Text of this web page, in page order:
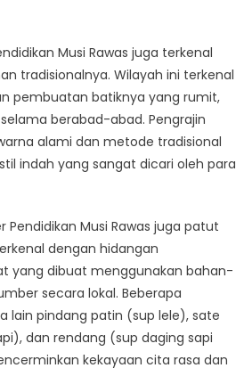
Musi Rawas juga terkenal
tradisionalnya. Wilayah ini terkenal
pembuatan batiknya yang rumit,
berabad-abad. Pengrajin
alami dan metode tradisional
indah yang sangat dicari oleh para
Pendidikan Musi Rawas juga patut
dengan hidangan
yang dibuat menggunakan bahan-
secara lokal. Beberapa
lain pindang patin (sup lele), sate
dan rendang (sup daging sapi
kekayaan cita rasa dan